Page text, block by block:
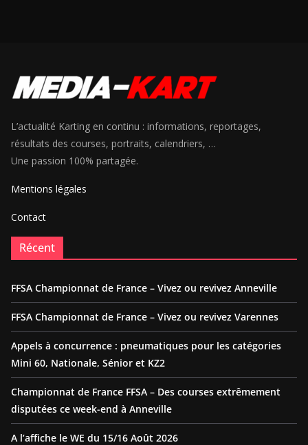
L’actualité Karting en continu : informations, reportages,
résultats des courses, portraits, calendriers, …
Une passion 100% partagée.
Mentions légales
Contact
Récent
FFSA Championnat de France – Vivez ou revivez Anneville
FFSA Championnat de France – Vivez ou revivez Varennes
Appels à concurrence : pneumatiques pour les catégories
Mini 60, Nationale, Sénior et KZ2
Championnat de France FFSA – Des courses extrêmement
disputées ce week-end à Anneville
A l’affiche le WE du 15/16 Août 2026